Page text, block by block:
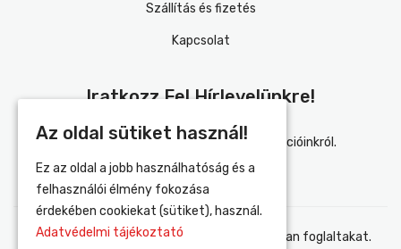
Szállítás és fizetés
Kapcsolat
Iratkozz Fel Hírlevelünkre!
Értesülj elsőként újdonságainkról és akcióinkról.
Elfogadom az adatvédelmi tájékoztatóban foglaltakat.
Az oldal sütiket használ!
Ez az oldal a jobb használhatóság és a
felhasználói élmény fokozása
érdekében cookiekat (sütiket), használ.
Adatvédelmi tájékoztató